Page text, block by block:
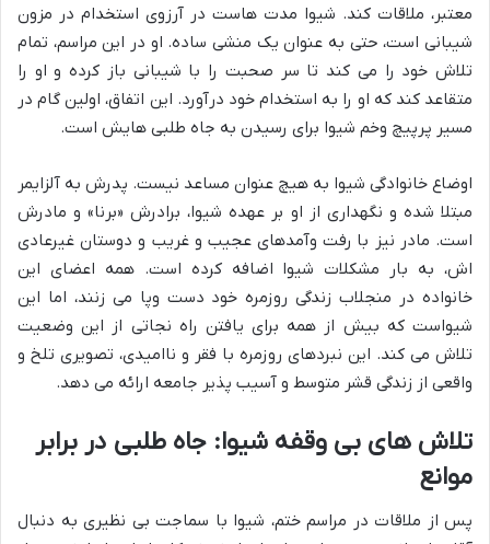
معتبر، ملاقات کند. شیوا مدت هاست در آرزوی استخدام در مزون
شیبانی است، حتی به عنوان یک منشی ساده. او در این مراسم، تمام
تلاش خود را می کند تا سر صحبت را با شیبانی باز کرده و او را
متقاعد کند که او را به استخدام خود درآورد. این اتفاق، اولین گام در
مسیر پرپیچ وخم شیوا برای رسیدن به جاه طلبی هایش است.
اوضاع خانوادگی شیوا به هیچ عنوان مساعد نیست. پدرش به آلزایمر
مبتلا شده و نگهداری از او بر عهده شیوا، برادرش «برنا» و مادرش
است. مادر نیز با رفت وآمدهای عجیب و غریب و دوستان غیرعادی
اش، به بار مشکلات شیوا اضافه کرده است. همه اعضای این
خانواده در منجلاب زندگی روزمره خود دست وپا می زنند، اما این
شیواست که بیش از همه برای یافتن راه نجاتی از این وضعیت
تلاش می کند. این نبردهای روزمره با فقر و ناامیدی، تصویری تلخ و
واقعی از زندگی قشر متوسط و آسیب پذیر جامعه ارائه می دهد.
تلاش های بی وقفه شیوا: جاه طلبی در برابر
موانع
پس از ملاقات در مراسم ختم، شیوا با سماجت بی نظیری به دنبال